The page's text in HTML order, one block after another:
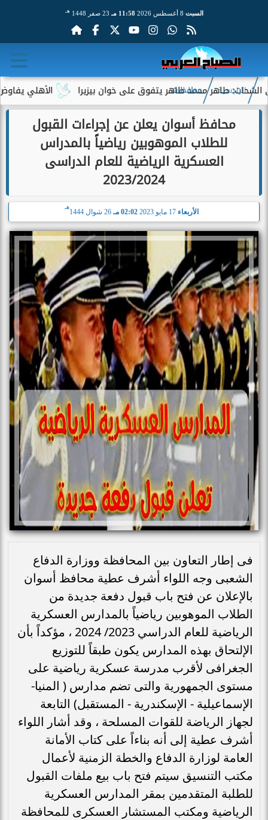
السبت 11:58 مـ 23 صفر 1448 هـ
الأهلي يفاوض أحمد طاهر محمد طاهر يتفوق على خوان بيزيرا
الرئيسية محافظات
محافظ أسوان يعلن عن إجراءات القبول
للطلاب الموهوبين رياضياً بالمدراس
العسكرية الرياضية للعام الدراسى
2023/2024
الأربعاء 02:02 مـ 26 شوال 1444
هـ
فى إطار التعاون بين المحافظة ووزارة الدفاع
الشعبى وجه اللواء أشرف عطية محافظ أسوان
بالإعلان عن فتح باب قبول دفعة جديدة من
الطلاب الموهوبين رياضياً بالمدارس العسكرية
الرياضية للعام الدراسي 2023/ 2024 ، مؤكداً بأن
الإلتحاق بهذه المدارس يكون طبقاً للتوزيع
الجغرافى لأقرب مدرسة عسكرية رياضية على
مستوى الجمهورية والتى تضم مدارس ( المنيا-
الإسماعيلية - الإسكندرية - المستقبل) التابعة
لجهاز الرياضة للقوات المسلحة ، وقد أشار اللواء
أشرف عطية إلى أنه بناءاً على كتاب الأمانة
العامة لوزارة الدفاع والخطة الزمنية لأعمال
مكتب التنسيق سيتم فتح باب بيع ملفات القبول
للطلبة المتقدمين بمقر المدارس العسكرية
الرياضية ومكتب المستشار العسكرى للمحافظة